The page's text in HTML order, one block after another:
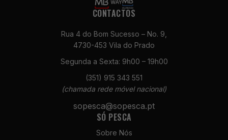
CONTACTOS
Rua 4 do Bom Sucesso – No. 9,
4730-453 Vila do Prado
Segunda a Sexta: 9h00 – 19h00
(351) 915 343 551
(chamada rede móvel nacional)
sopesca@sopesca.pt
SÓ PESCA
Sobre Nós
Necessários
Estes cookies
opcionais. São
necessários
para o
funcionamento
do site.